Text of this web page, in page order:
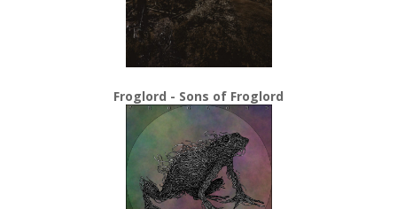
Froglord - Sons of Froglord